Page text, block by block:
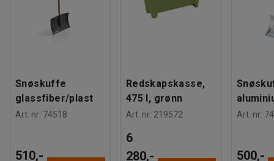
overganger og togstasjoner.
Anbefalt antall personer til håndtering : 1
Beregnet håndteringstid/person
kg
Snøskuffe
glassfiber/plast
Art. nr: 74518
510,-
Redskapskasse,
475 l, grønn
Art. nr: 219572
6
280,-
Art. nr:
500,-